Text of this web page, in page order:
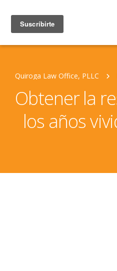
Quiroga Law Office, PLLC
Obtener la
los años